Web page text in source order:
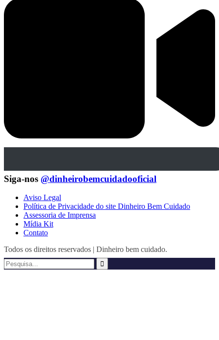
Siga-nos @dinheirobemcuidadooficial
Aviso Legal
Política de Privacidade do site Dinheiro Bem Cuidado
Assessoria de Imprensa
Mídia Kit
Contato
Todos os direitos reservados | Dinheiro bem cuidado.